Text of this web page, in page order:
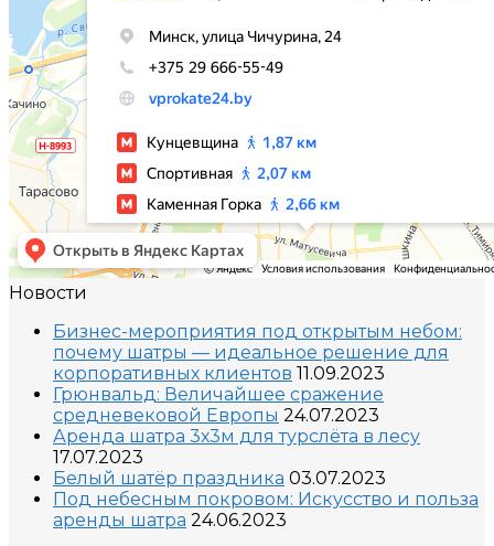
Новости
Бизнес-мероприятия под открытым небом:
почему шатры — идеальное решение для
корпоративных клиентов 11.09.2023
Грюнвальд: Величайшее сражение
средневековой Европы 24.07.2023
Аренда шатра 3х3м для турслёта в лесу
17.07.2023
Белый шатёр праздника 03.07.2023
Под небесным покровом: Искусство и польза
аренды шатра 24.06.2023